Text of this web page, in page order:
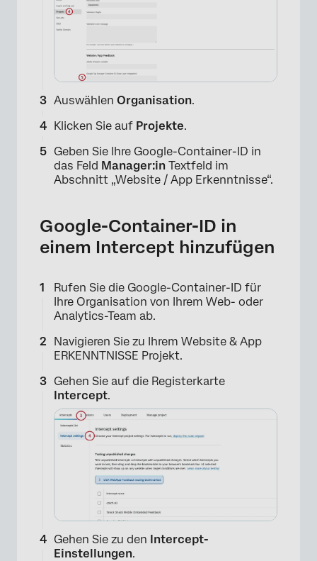
Auswählen Organisation.
Klicken Sie auf Projekte.
Geben Sie Ihre Google-Container-ID in
das Feld Manager:in Textfeld im
Abschnitt „Website / App Erkenntnisse“.
Google-Container-ID in
einem Intercept hinzufügen
Rufen Sie die Google-Container-ID für
Ihre Organisation von Ihrem Web- oder
Analytics-Team ab.
Navigieren Sie zu Ihrem Website & App
ERKENNTNISSE Projekt.
Gehen Sie auf die Registerkarte
Intercept.
Gehen Sie zu den Intercept-
Einstellungen.